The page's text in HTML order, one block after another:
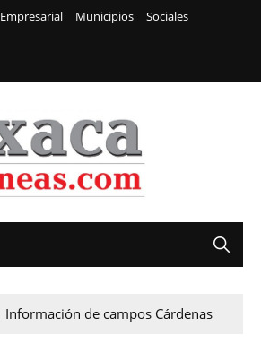
Empresarial Municipios
Sociales
Información de campos Cárdenas